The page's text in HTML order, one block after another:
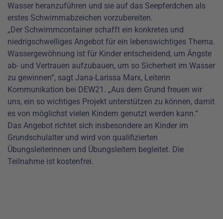
Wasser heranzuführen und sie auf das Seepferdchen als
erstes Schwimmabzeichen vorzubereiten.
„Der Schwimmcontainer schafft ein konkretes und
niedrigschwelliges Angebot für ein lebenswichtiges Thema.
Wassergewöhnung ist für Kinder entscheidend, um Ängste
ab- und Vertrauen aufzubauen, um so Sicherheit im Wasser
zu gewinnen“, sagt Jana-Larissa Marx, Leiterin
Kommunikation bei DEW21. „Aus dem Grund freuen wir
uns, ein so wichtiges Projekt unterstützen zu können, damit
es von möglichst vielen Kindern genutzt werden kann.“
Das Angebot richtet sich insbesondere an Kinder im
Grundschulalter und wird von qualifizierten
Übungsleiterinnen und Übungsleitern begleitet. Die
Teilnahme ist kostenfrei.